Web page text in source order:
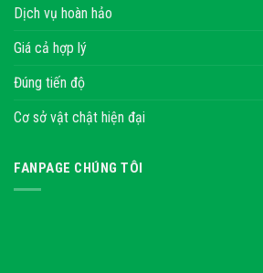
Dịch vụ hoàn hảo
Giá cả hợp lý
Đúng tiến độ
Cơ sở vật chật hiện đại
FANPAGE CHÚNG TÔI